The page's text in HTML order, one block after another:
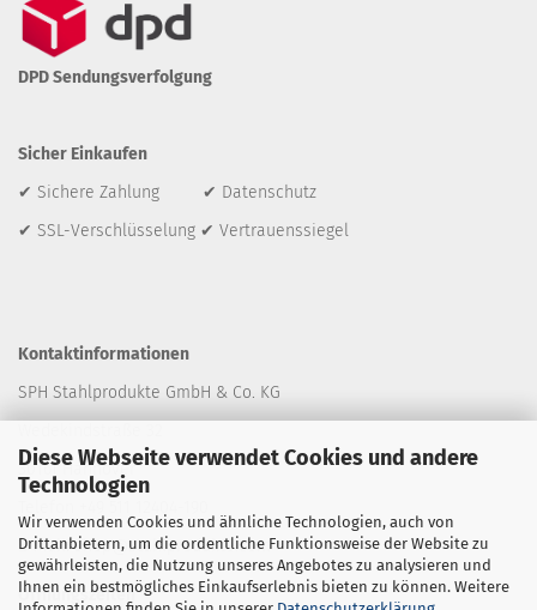
Diese Webseite verwendet Cookies und andere
Technologien
Wir verwenden Cookies und ähnliche Technologien, auch von
Drittanbietern, um die ordentliche Funktionsweise der Website zu
gewährleisten, die Nutzung unseres Angebotes zu analysieren und
Ihnen ein bestmögliches Einkaufserlebnis bieten zu können. Weitere
DPD Sendungsverfolgung
Sicher Einkaufen
✔ Sichere Zahlung ✔ Datenschutz
✔ SSL-Verschlüsselung ✔ Vertrauenssiegel
Kontaktinformationen
SPH Stahlprodukte GmbH & Co. KG
30161 Hannover
E-Mail: shop@stahlprodukte.com
Öffnungszeiten